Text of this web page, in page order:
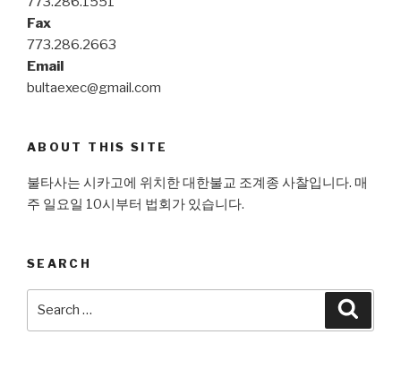
Fax
773.286.2663
Email
bultaexec@gmail.com
ABOUT THIS SITE
불타사는 시카고에 위치한 대한불교 조계종 사찰입니다. 매
주 일요일 10시부터 법회가 있습니다.
SEARCH